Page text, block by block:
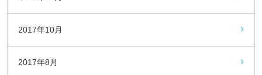
2017年10月
2017年8月